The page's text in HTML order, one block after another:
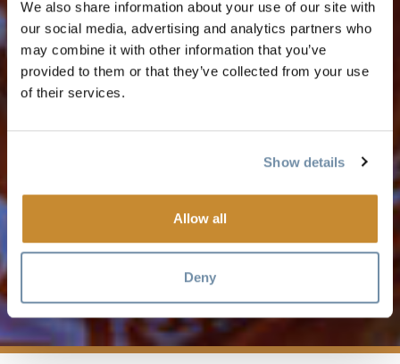
We also share information about your use of our site with
our social media, advertising and analytics partners who
may combine it with other information that you’ve
provided to them or that they’ve collected from your use
of their services.
Show details
Allow all
Deny
2024 FREERIDE
WORLD TOUR :
KICKING HORSE
GOLDEN, BC